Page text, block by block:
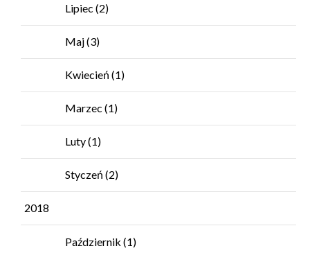
Lipiec (2)
Maj(3)
Kwiecień (1)
Marzec (1)
Luty(1)
Styczeń (2)
2018
Październik (1)